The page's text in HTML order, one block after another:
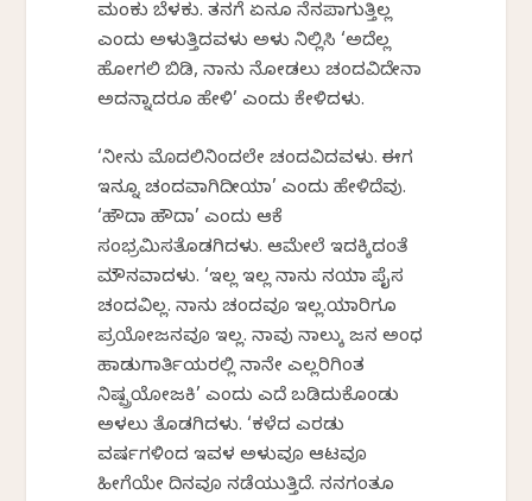
ಮಂಕು ಬೆಳಕು. ತನಗೆ ಏನೂ ನೆನಪಾಗುತ್ತಿಲ್ಲ
ಎಂದು ಅಳುತ್ತಿದ್ದವಳು ಅಳು ನಿಲ್ಲಿಸಿ ‘ಅದೆಲ್ಲ
ಹೋಗಲಿ ಬಿಡಿ, ನಾನು ನೋಡಲು ಚಂದವಿದ್ದೇನಾ
ಅದನ್ನಾದರೂ ಹೇಳಿ’ ಎಂದು ಕೇಳಿದಳು.
‘ನೀನು ಮೊದಲಿನಿಂದಲೇ ಚಂದವಿದ್ದವಳು. ಈಗ
ಇನ್ನೂ ಚಂದವಾಗಿದ್ದೀಯಾ’ ಎಂದು ಹೇಳಿದೆವು.
‘ಹೌದಾ ಹೌದಾ’ ಎಂದು ಆಕೆ
ಸಂಭ್ರಮಿಸತೊಡಗಿದಳು. ಆಮೇಲೆ ಇದ್ದಕ್ಕಿದ್ದಂತೆ
ಮೌನವಾದಳು. ‘ಇಲ್ಲ ಇಲ್ಲ ನಾನು ನಯಾ ಪೈಸ
ಚಂದವಿಲ್ಲ. ನಾನು ಚಂದವೂ ಇಲ್ಲ.ಯಾರಿಗೂ
ಪ್ರಯೋಜನವೂ ಇಲ್ಲ. ನಾವು ನಾಲ್ಕು ಜನ ಅಂಧ
ಹಾಡುಗಾರ್ತಿಯರಲ್ಲಿ ನಾನೇ ಎಲ್ಲರಿಗಿಂತ
ನಿಷ್ಪ್ರಯೋಜಕಿ’ ಎಂದು ಎದೆ ಬಡಿದುಕೊಂಡು
ಅಳಲು ತೊಡಗಿದ್ದಳು. ‘ಕಳೆದ ಎರಡು
ವರ್ಷಗಳಿಂದ ಇವಳ ಅಳುವೂ ಆಟವೂ
ಹೀಗೆಯೇ ದಿನವೂ ನಡೆಯುತ್ತಿದೆ. ನನಗಂತೂ